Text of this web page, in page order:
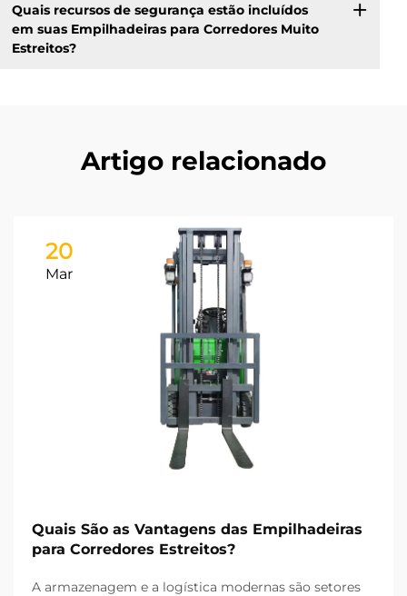
Quais recursos de segurança estão incluídos
em suas Empilhadeiras para Corredores Muito
Estreitos?
Artigo relacionado
20
Mar
Quais São as Vantagens das Empilhadeiras
para Corredores Estreitos?
A armazenagem e a logística modernas são setores